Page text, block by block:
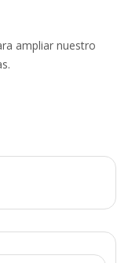
ampliar nuestro